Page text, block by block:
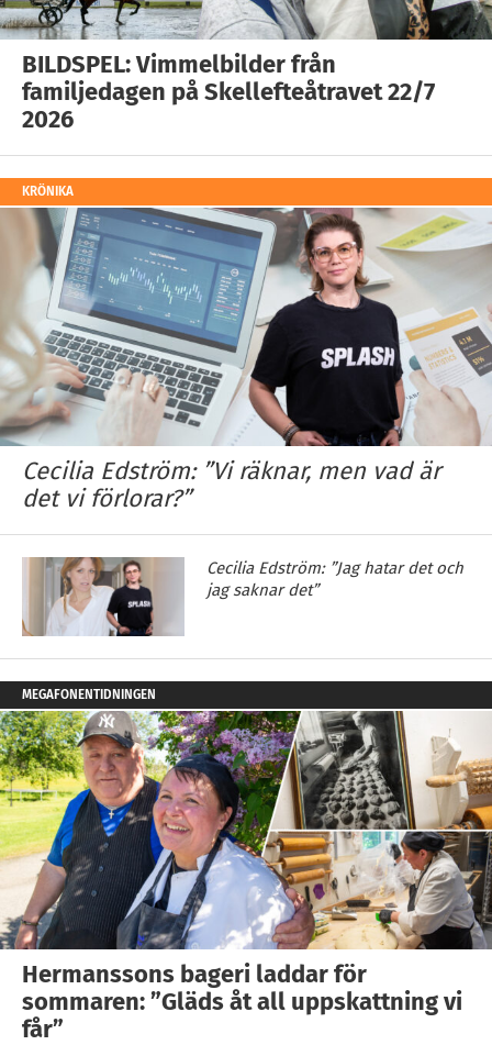
BILDSPEL: Vimmelbilder från
familjedagen på Skellefteåtravet 22/7
2026
KRÖNIKA
Cecilia Edström: ”Vi räknar, men vad är
det vi förlorar?”
Cecilia Edström: ”Jag hatar det och
jag saknar det”
MEGAFONENTIDNINGEN
Hermanssons bageri laddar för
sommaren: ”Gläds åt all uppskattning vi
får”